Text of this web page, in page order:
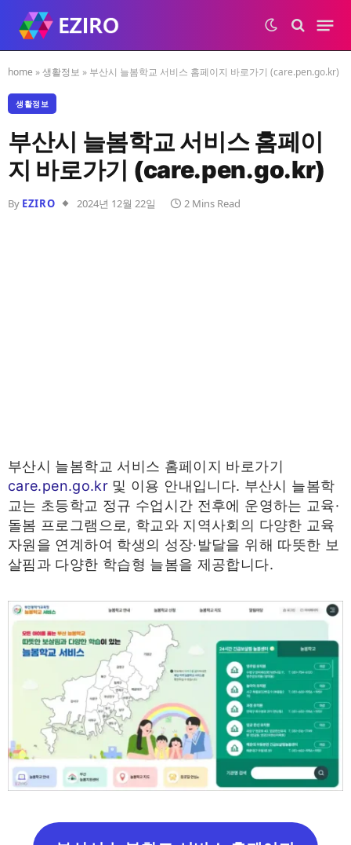
home »생활정보 » 부산시 늘봄학교 서비스 홈페이지 바로가기 (care.pen.go.kr)
생활정보
부산시 늘봄학교 서비스 홈페이
지 바로가기 (care.pen.go.kr)
By EZIRO 2024년 12월 22일 2 Mins Read
부산시 늘봄학교 서비스 홈페이지 바로가기
care.pen.go.kr 및 이용 안내입니다. 부산시 늘봄학
교는 초등학교 정규 수업시간 전후에 운영하는 교육·
돌봄 프로그램으로, 학교와 지역사회의 다양한 교육
자원을 연계하여 학생의 성장‧발달을 위해 따뜻한 보
살핌과 다양한 학습형 늘봄을 제공합니다.